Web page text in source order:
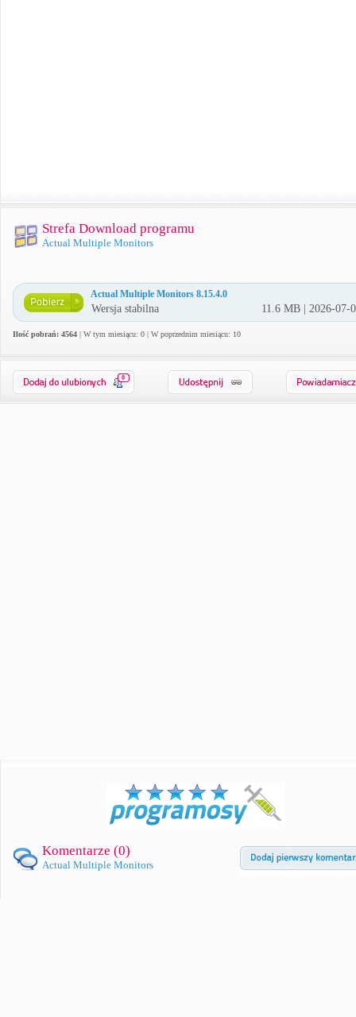
Strefa Download programu
Actual Multiple Monitors
Actual Multiple Monitors 8.15.4.0
Wersja stabilna 11.6 MB | 2026-07-
Ilość pobrań: 4564 | W tym miesiącu: 0 | W poprzednim miesiącu: 10
0
Komentarze (0)
Actual Multiple Monitors